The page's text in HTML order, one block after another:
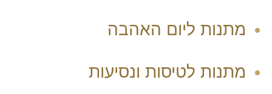
מתנות ליום האהבה
מתנות לטיסות ונסיעות